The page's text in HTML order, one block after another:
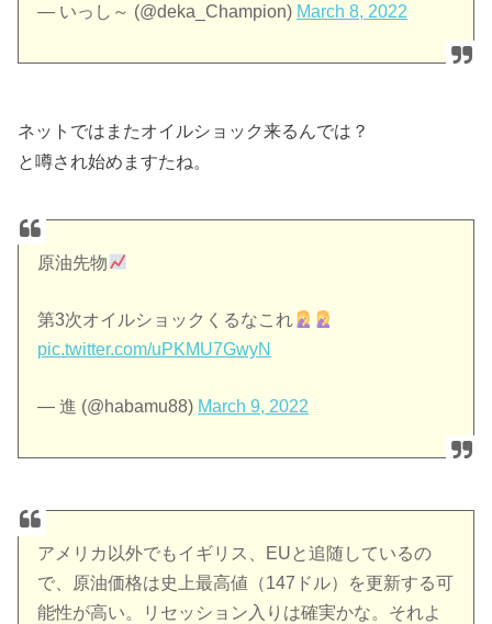
— いっし～ (@deka_Champion) March 8, 2022
ネットではまたオイルショック来るんでは？
と噂され始めますたね。
原油先物
第3次オイルショックくるなこれ
pic.twitter.com/uPKMU7GwyN
— 進 (@habamu88) March 9, 2022
アメリカ以外でもイギリス、EUと追随しているの
で、原油価格は史上最高値（147ドル）を更新する可
能性が高い。リセッション入りは確実かな。それよ